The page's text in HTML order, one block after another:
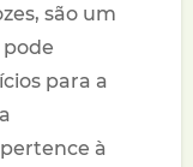
são um
para a
à